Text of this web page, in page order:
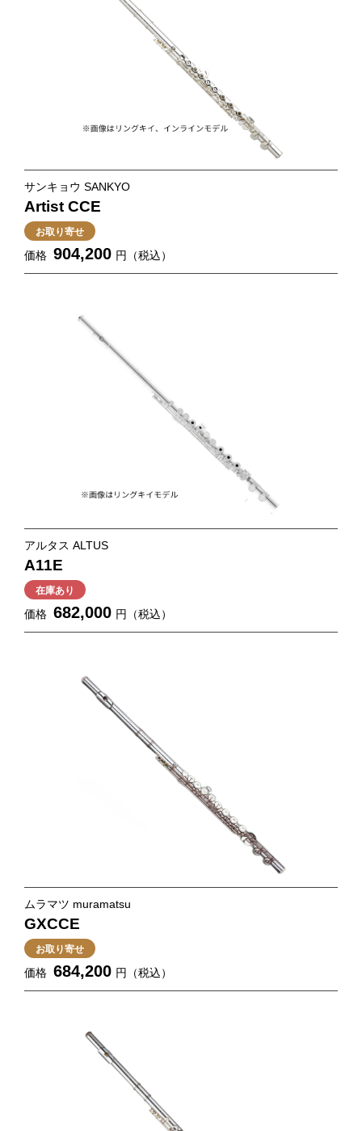
サンキョウ SANKYO
Artist CCE
お取り寄せ
価格 904,200 円（税込）
アルタス ALTUS
A11E
在庫あり
価格 682,000 円（税込）
ムラマツ muramatsu
GXCCE
お取り寄せ
価格 684,200 円（税込）